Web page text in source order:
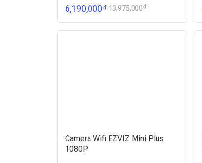
6,190,000₫ 13,975,000₫
Camera Wifi EZVIZ Mini Plus
1080P